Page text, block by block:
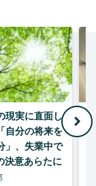
現実に直面し
自分の将来を
」、失業中で
決意あらたに